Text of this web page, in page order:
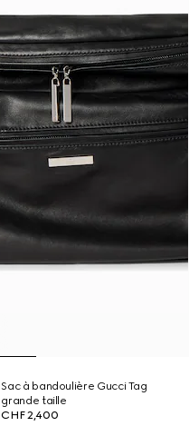
Sac à bandoulière Gucci Tag
grande taille
CHF 2,400